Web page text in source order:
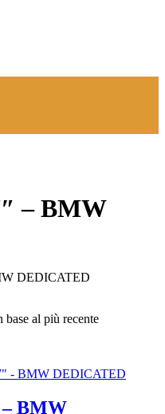
– BMW
DEDICATED
base al più recente
BMW